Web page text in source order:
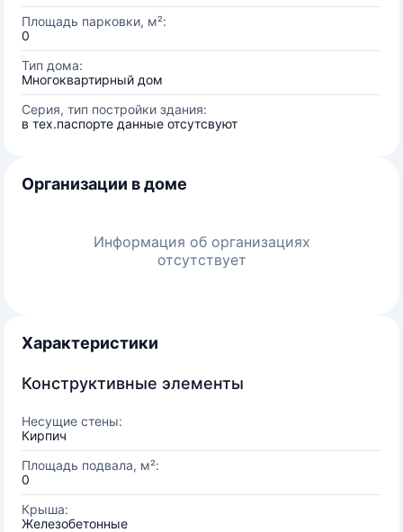
Площадь парковки, м²:
0
Тип дома:
Многоквартирный дом
Серия, тип постройки здания:
в тех.паспорте данные отсутсвуют
Организации в доме
Информация об организациях
отсутствует
Характеристики
Конструктивные элементы
Несущие стены:
Кирпич
Площадь подвала, м²:
0
Крыша:
Железобетонные